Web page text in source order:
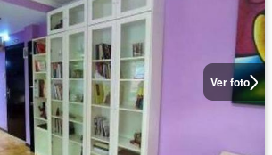
Ver foto